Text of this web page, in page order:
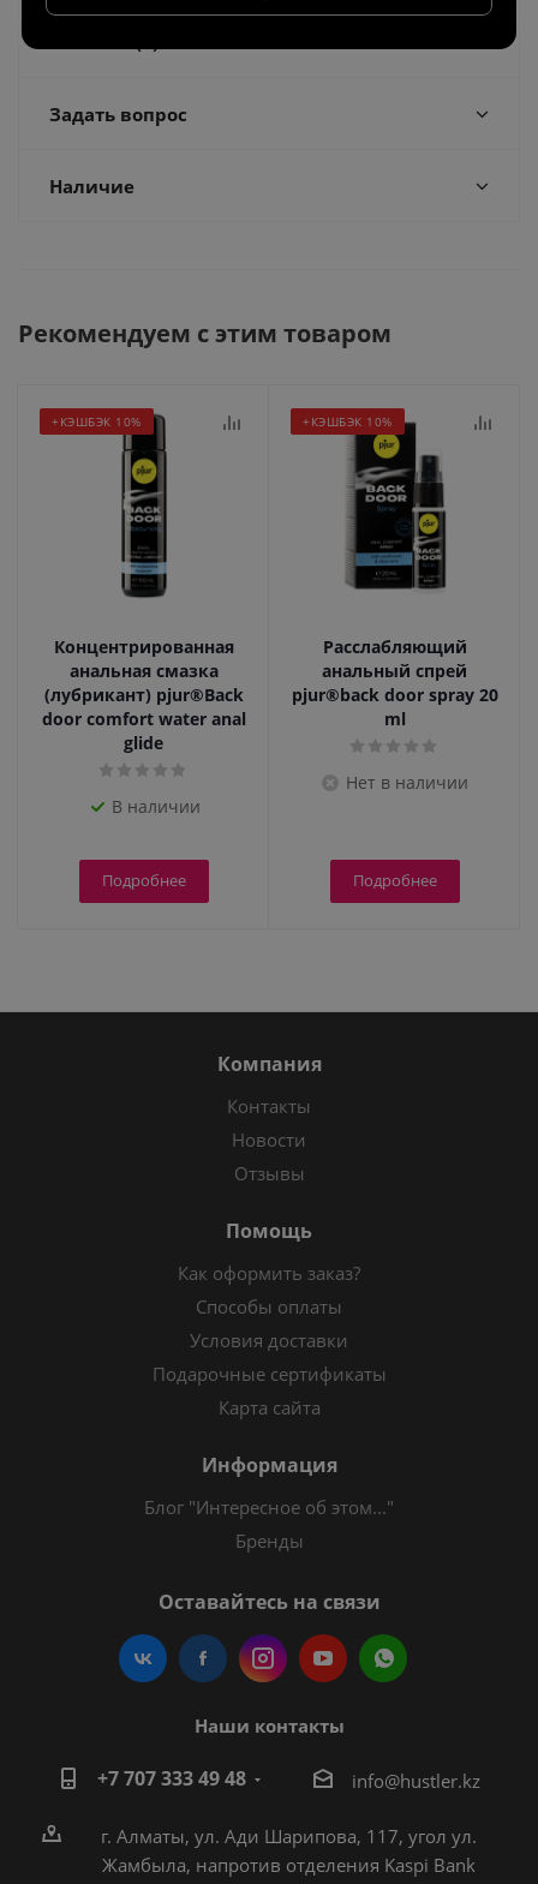
Задать вопрос
Наличие
Рекомендуем с этим товаром
+КЭШБЭК 10%
Концентрированная
анальная смазка
(лубрикант) pjur®Back
door comfort water anal
glide
В наличии
Подробнее
+КЭШБЭК 10%
Расслабляющий
анальный спрей
pjur®back door spray 20
ml
Нет в наличии
Подробнее
Компания
Контакты
Новости
Отзывы
Помощь
Как оформить заказ?
Способы оплаты
Условия доставки
Подарочные сертификаты
Карта сайта
Информация
Блог "Интересное об этом..."
Бренды
Оставайтесь на связи
Наши контакты
+7 707 333 49 48 info@hustler.kz
г. Алматы, ул. Ади Шарипова, 117, угол ул.
Жамбыла, напротив отделения Kaspi Bank